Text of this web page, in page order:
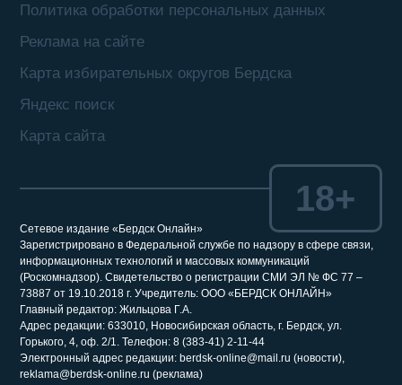
Политика обработки персональных данных
Реклама на сайте
Карта избирательных округов Бердска
Яндекс поиск
Карта сайта
Сетевое издание «Бердск Онлайн»
Зарегистрировано в Федеральной службе по надзору в сфере связи,
информационных технологий и массовых коммуникаций
(Роскомнадзор). Свидетельство о регистрации СМИ ЭЛ № ФС 77 –
73887 от 19.10.2018 г. Учредитель: ООО «БЕРДСК ОНЛАЙН»
Главный редактор: Жильцова Г.А.
Адрес редакции: 633010, Новосибирская область, г. Бердск, ул.
Горького, 4, оф. 2/1. Телефон: 8 (383-41) 2-11-44
Электронный адрес редакции: berdsk-online@mail.ru (новости),
reklama@berdsk-online.ru (реклама)
18+